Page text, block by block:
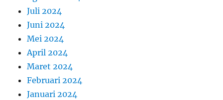
Juli 2024
Juni 2024
Mei 2024
April 2024
Maret 2024
Februari 2024
Januari 2024